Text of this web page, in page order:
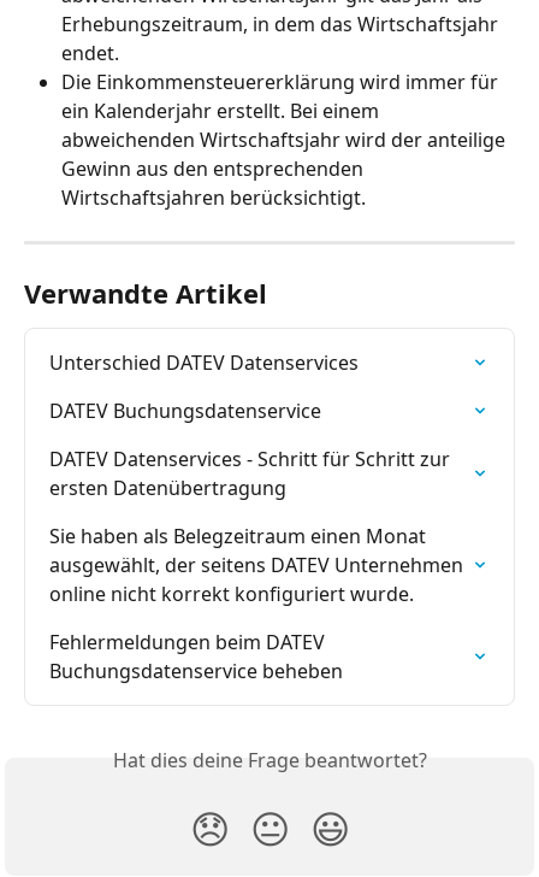
Erhebungszeitraum, in dem das Wirtschaftsjahr
endet.
Die Einkommensteuererklärung wird immer für
ein Kalenderjahr erstellt. Bei einem
abweichenden Wirtschaftsjahr wird der anteilige
Gewinn aus den entsprechenden
Wirtschaftsjahren berücksichtigt.
Verwandte Artikel
Unterschied DATEV Datenservices
DATEV Buchungsdatenservice
DATEV Datenservices - Schritt für Schritt zur
ersten Datenübertragung
Sie haben als Belegzeitraum einen Monat
ausgewählt, der seitens DATEV Unternehmen
online nicht korrekt konfiguriert wurde.
Fehlermeldungen beim DATEV
Buchungsdatenservice beheben
Hat dies deine Frage beantwortet?
😞 😐 😃